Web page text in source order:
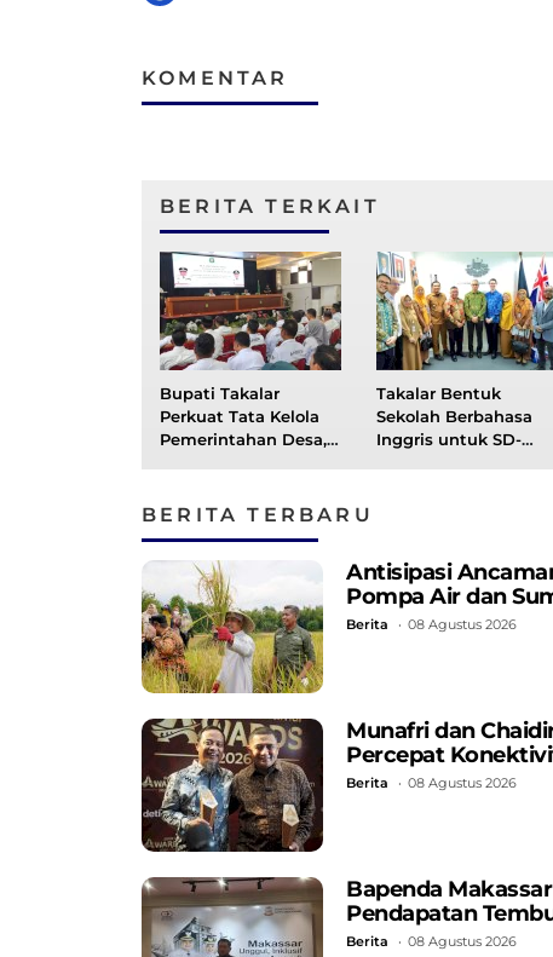
KOMENTAR
BERITA TERKAIT
Bupati Takalar
Perkuat Tata Kelola
Pemerintahan Desa,
Wujudkan
Takalar Bentuk
Sekolah Berbahasa
Inggris untuk SD-
BERITA TERBARU
Antisipasi
Pompa Air dan
Berita 08 Agustus 2026
Munafri dan
Percepat
Berita 08 Agustus 2026
Bapenda
Pendapatan
Berita 08 Agustus 2026